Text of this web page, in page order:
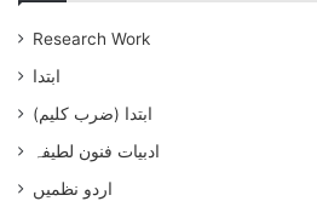
Research Work
ابتدا
ابتدا (ضرب کلیم)
ادبیات فنون لطیفہ
اردو نظمیں